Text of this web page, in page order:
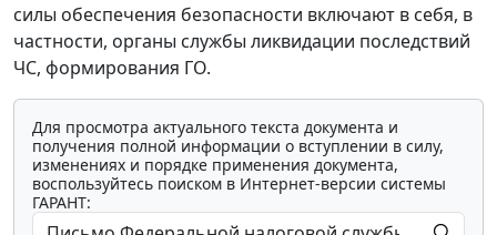
силы обеспечения безопасности включают в себя, в
частности, органы службы ликвидации последствий
ЧС, формирования ГО.
Для просмотра актуального текста документа и
получения полной информации о вступлении в силу,
изменениях и порядке применения документа,
воспользуйтесь поиском в Интернет-версии системы
ГАРАНТ: